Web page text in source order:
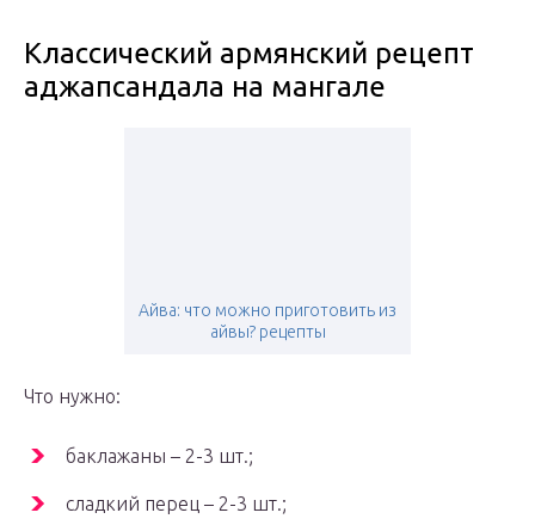
Классический армянский рецепт
аджапсандала на мангале
Айва: что можно приготовить из
айвы? рецепты
Что нужно:
баклажаны – 2-3 шт.;
сладкий перец – 2-3 шт.;